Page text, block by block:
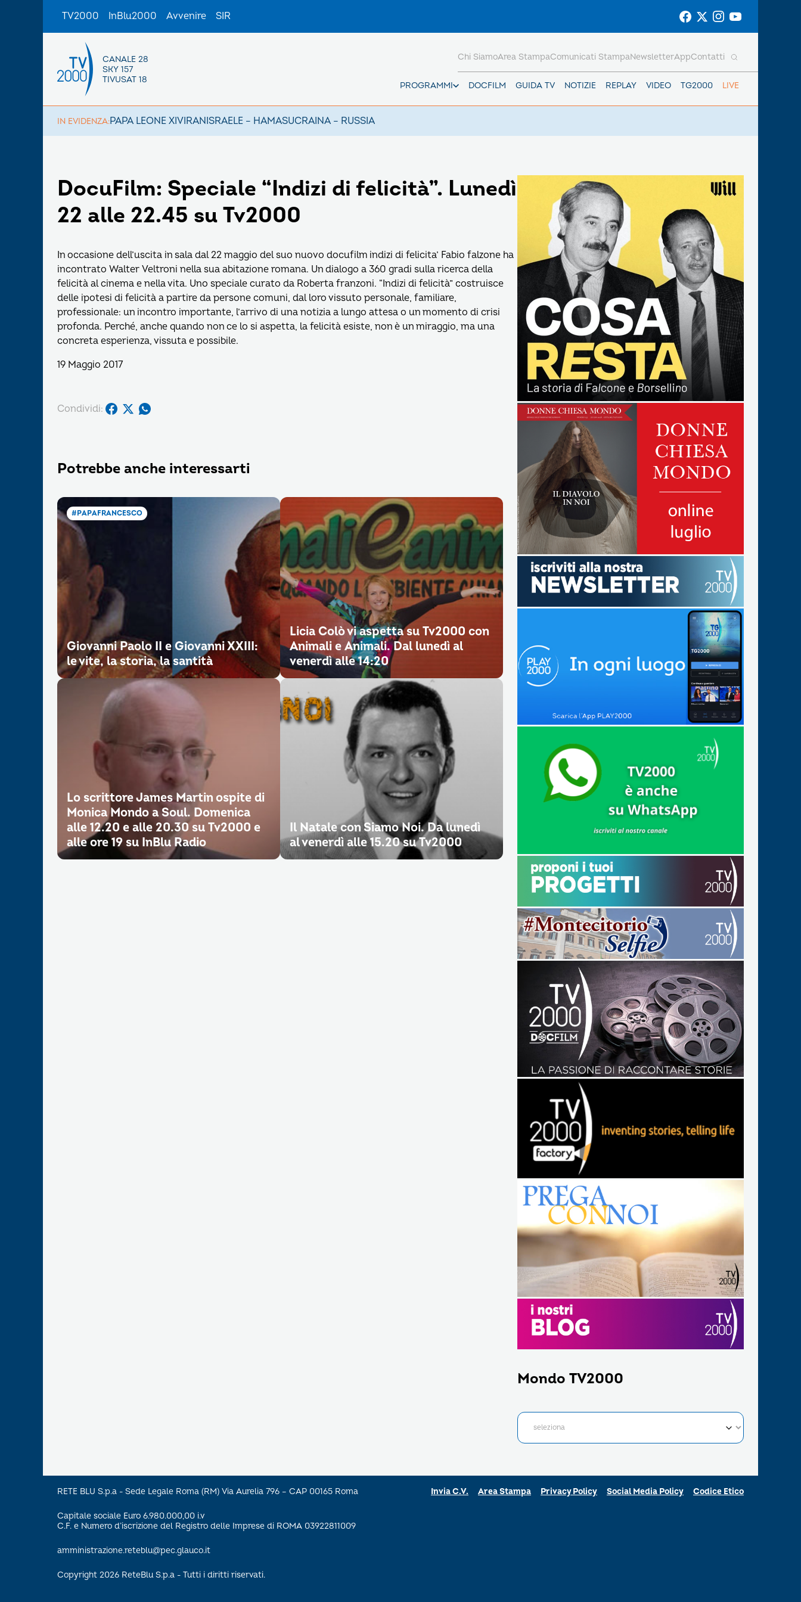
TV2000 InBlu2000 Avvenire SIR
CANALE 28
SKY 157
TIVUSAT 18
PROGRAMMI DOCFILM GUIDA TV NOTIZIE REPLAY VIDEO TG2000 LIVE
Chi SiamoArea StampaComunicati StampaNewsletterAppContatti
IN EVIDENZA:PAPA LEONE XIVIRANISRAELE – HAMASUCRAINA – RUSSIA
DocuFilm: Speciale “Indizi di felicità”. Lunedì
22 alle 22.45 su Tv2000
In occasione dell’uscita in sala dal 22 maggio del suo nuovo docufilm indizi di felicita’ Fabio falzone ha
incontrato Walter Veltroni nella sua abitazione romana. Un dialogo a 360 gradi sulla ricerca della
felicità al cinema e nella vita. Uno speciale curato da Roberta franzoni. “Indizi di felicità” costruisce
delle ipotesi di felicità a partire da persone comuni, dal loro vissuto personale, familiare,
professionale: un incontro importante, l’arrivo di una notizia a lungo attesa o un momento di crisi
profonda. Perché, anche quando non ce lo si aspetta, la felicità esiste, non è un miraggio, ma una
concreta esperienza, vissuta e possibile.
19 Maggio 2017
Condividi:
Potrebbe anche interessarti
#PAPAFRANCESCO
Giovanni Paolo II e Giovanni XXIII:
le vite, la storia, la santità
Licia Colò vi aspetta su Tv2000 con
Animali e Animali. Dal lunedì al
venerdì alle 14:20
Lo scrittore James Martin ospite di
Monica Mondo a Soul. Domenica
alle 12.20 e alle 20.30 su Tv2000 e
alle ore 19 su InBlu Radio
Il Natale con Siamo Noi. Da lunedì
al venerdì alle 15.20 su Tv2000
Mondo TV2000
RETE BLU S.p.a - Sede Legale Roma (RM) Via Aurelia 796 – CAP 00165 Roma
Capitale sociale Euro 6.980.000,00 i.v
C.F. e Numero d’iscrizione del Registro delle Imprese di ROMA 03922811009
amministrazione.reteblu@pec.glauco.it
Copyright 2026 ReteBlu S.p.a - Tutti i diritti riservati.
Invia C.V. Area Stampa Privacy Policy Social Media Policy Codice Etico